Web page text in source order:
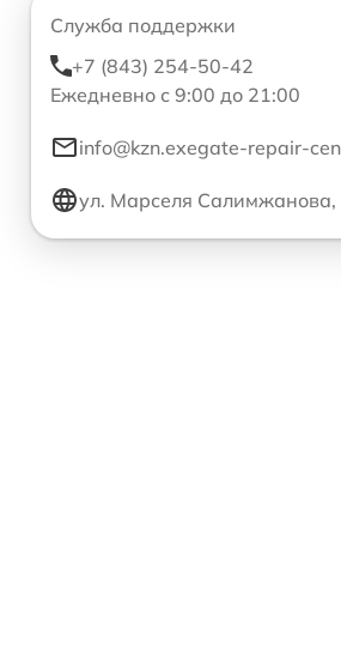
Служба поддержки
+7 (843) 254-50-42
Ежедневно с 9:00 до 21:00
info@kzn.exegate-repair-
ул. Марселя Салимжанова,